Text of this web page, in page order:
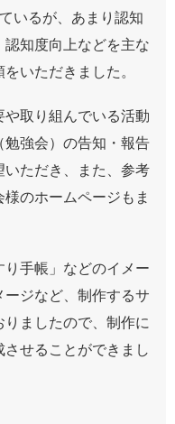
いるが、あまり認知
知度向上などを主な
いただきました。
取り組んでいる活動
強会）の告知・報告
いただき、また、参考
のホームページもま
手帳」などのイメー
ジなど、制作するサ
ましたので、制作に
せることができまし